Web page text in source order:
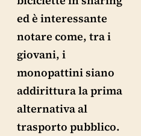
ed è interessante
notare come, tra i
giovani, i
monopattini siano
addirittura la prima
alternativa al
trasporto pubblico.